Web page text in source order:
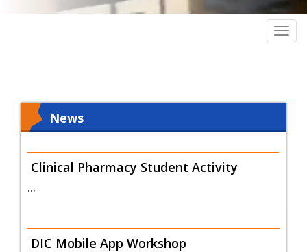
News
Clinical Pharmacy Student Activity
…
DIC Mobile App Workshop